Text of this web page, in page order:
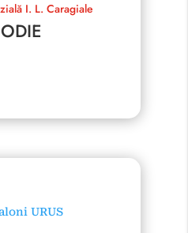
I. L. Caragiale